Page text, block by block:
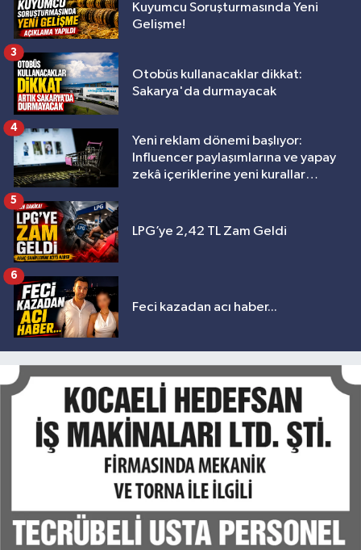
Kuyumcu Soruşturmasında Yeni
Gelişme!
Otobüs kullanacaklar dikkat:
Sakarya'da durmayacak
3
Yeni reklam dönemi başlıyor:
Influencer paylaşımlarına ve yapay
zekâ içeriklerine yeni kurallar
4
LPG’ye 2,42 TL Zam Geldi
5
Feci kazadan acı haber...
6